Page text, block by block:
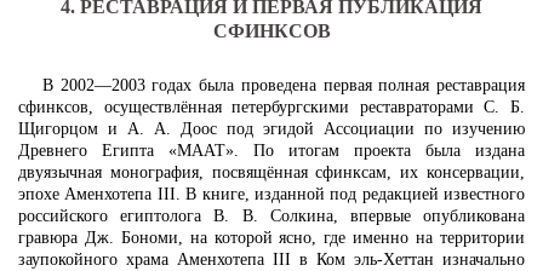
4. РЕСТАВРАЦИЯ И ПЕРВАЯ ПУБЛИКАЦИЯ
СФИНКСОВ
В 2002—2003 годах была проведена первая полная реставрация
сфинксов, осуществлённая петербургскими реставраторами С. Б.
Щигорцом и А. А. Доос под эгидой Ассоциации по изучению
Древнего Египта «МААТ». По итогам проекта была издана
двуязычная монография, посвящённая сфинксам, их консервации,
эпохе Аменхотепа III. В книге, изданной под редакцией известного
российского египтолога В. В. Солкина, впервые опубликована
гравюра Дж. Бономи, на которой ясно, где именно на территории
заупокойного храма Аменхотепа III в Ком эль-Хеттан изначально